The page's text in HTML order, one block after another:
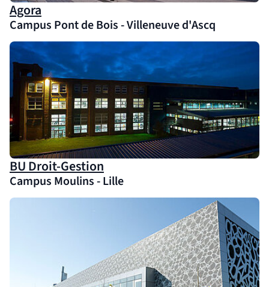
Agora
Campus Pont de Bois - Villeneuve d'Ascq
BU Droit-Gestion
Campus Moulins - Lille